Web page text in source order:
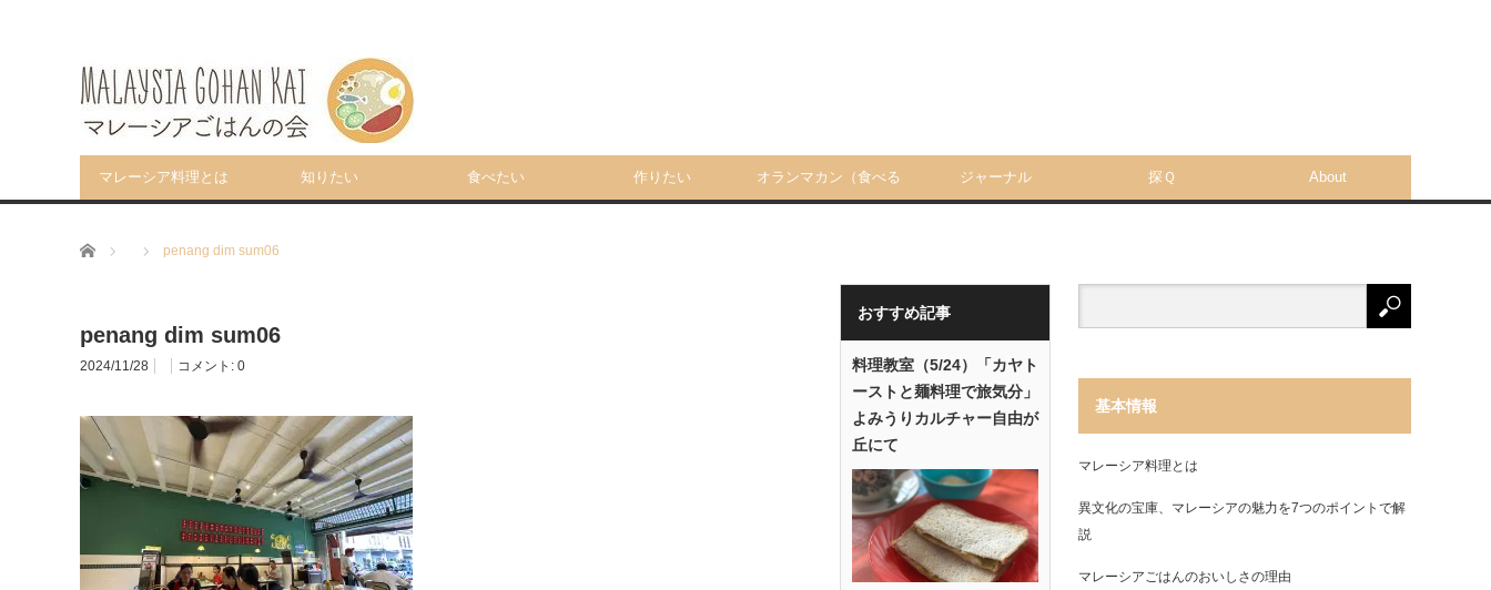
マレーシア料理とは 知りたい 食べたい 作りたい オランマカン（食べる ジャーナル 探Ｑ About
ホーム penang dim sum06
penang dim sum06
2024/11/28 コメント: 0
おすすめ記事
料理教室（5/24）「カヤト
ーストと麺料理で旅気分」
よみうりカルチャー自由が
丘にて
基本情報
マレーシア料理とは
異文化の宝庫、マレーシアの魅力を7つのポイントで解
説
マレーシアごはんのおいしさの理由